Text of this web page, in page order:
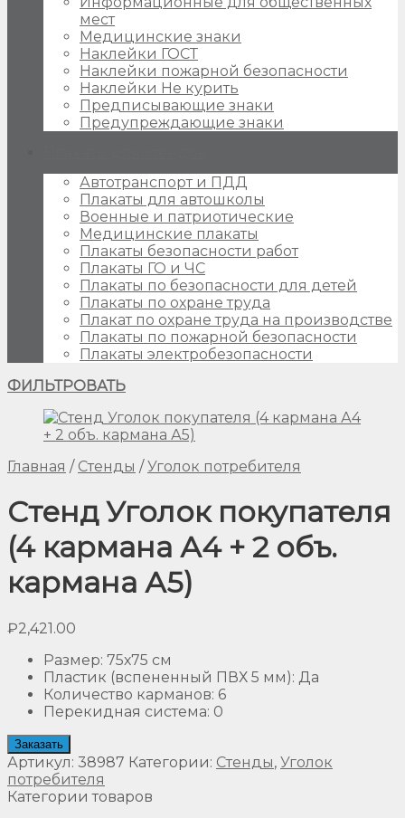
мест
Медицинские знаки
Наклейки ГОСТ
Наклейки пожарной безопасности
Наклейки Не курить
Предписывающие знаки
Предупреждающие знаки
Автотранспорт и ПДД
Плакаты для автошколы
Военные и патриотические
Медицинские плакаты
Плакаты безопасности работ
Плакаты ГО и ЧС
Плакаты по безопасности для детей
Плакаты по охране труда
Плакат по охране труда на производстве
Плакаты по пожарной безопасности
Плакаты электробезопасности
ФИЛЬТРОВАТЬ
Главная / Стенды / Уголок потребителя
Стенд Уголок покупателя
(4 кармана А4 + 2 объ.
кармана А5)
₽2,421.00
Размер: 75х75 см
Пластик (вспененный ПВХ 5 мм): Да
Количество карманов: 6
Перекидная система: 0
Заказать
Артикул: 38987 Категории: Стенды, Уголок
потребителя
Категории товаров